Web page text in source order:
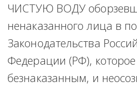
ЧИСТУЮ ВОДУ
ненаказанного лица в
Законодательства
Федерации (РФ), которое
безнаказанным, и